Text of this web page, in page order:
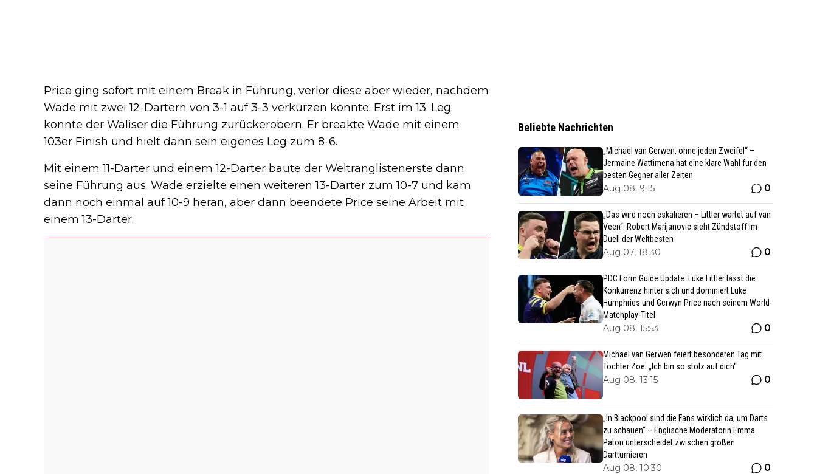
Price ging sofort mit einem Break in Führung, verlor diese aber wieder, nachdem
Wade mit zwei 12-Dartern von 3-1 auf 3-3 verkürzen konnte. Erst im 13. Leg
konnte der Waliser die Führung zurückerobern. Er breakte Wade mit einem
103er Finish und hielt dann sein eigenes Leg zum 8-6.
Mit einem 11-Darter und einem 12-Darter baute der Weltranglistenerste dann
seine Führung aus. Wade erzielte einen weiteren 13-Darter zum 10-7 und kam
dann noch einmal auf 10-9 heran, aber dann beendete Price seine Arbeit mit
einem 13-Darter.
Beliebte Nachrichten
„Michael van Gerwen, ohne jeden Zweifel“ –
Jermaine Wattimena hat eine klare Wahl für den
besten Gegner aller Zeiten
Aug 08, 9:15 0
„Das wird noch eskalieren – Littler wartet auf van
Veen“: Robert Marijanovic sieht Zündstoff im
Duell der Weltbesten
Aug 07, 18:30 0
PDC Form Guide Update: Luke Littler lässt die
Konkurrenz hinter sich und dominiert Luke
Humphries und Gerwyn Price nach seinem World-
Matchplay-Titel
Aug 08, 15:53 0
Michael van Gerwen feiert besonderen Tag mit
Tochter Zoë: „Ich bin so stolz auf dich“
Aug 08, 13:15 0
„In Blackpool sind die Fans wirklich da, um Darts
zu schauen“ – Englische Moderatorin Emma
Paton unterscheidet zwischen großen
Dartturnieren
Aug 08, 10:30 0